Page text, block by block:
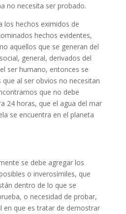
no necesita ser probado.
hechos eximidos de
hechos evidentes,
aquellos que se generan del
general, derivados del
ser humano, entonces se
al ser obvios no necesitan
que no debe
24 horas, que el agua del mar
se encuentra en el planeta
se debe agregar los
o inverosímiles, que
dentro de lo que se
o necesidad de probar,
en que es tratar de demostrar